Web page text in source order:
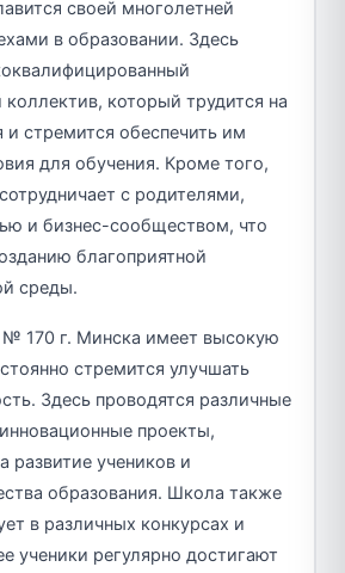
своей многолетней
в образовании. Здесь
коллектив, который трудится на
и стремится обеспечить им
для обучения. Кроме того,
с родителями,
и бизнес-сообществом, что
благоприятной
среды.
170 г. Минска имеет высокую
стремится улучшать
Здесь проводятся различные
проекты,
развитие учеников и
образования. Школа также
в различных конкурсах и
ученики регулярно достигают